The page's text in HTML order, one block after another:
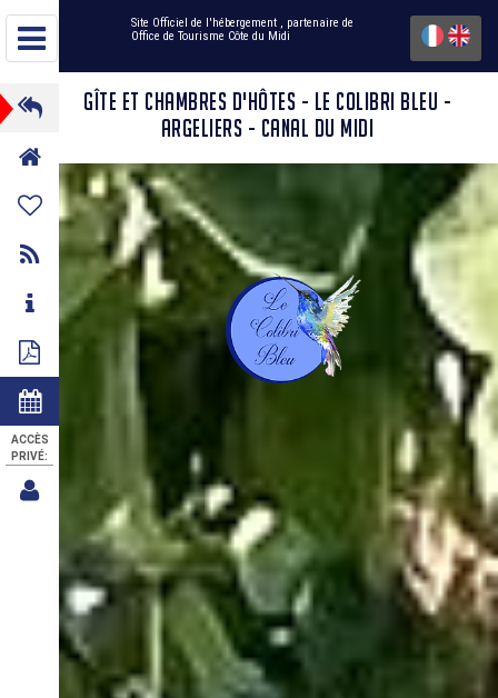
Site Officiel de l'hébergement , partenaire de
Office de Tourisme Côte du Midi
GÎTE ET CHAMBRES D'HÔTES - LE COLIBRI BLEU -
ARGELIERS - CANAL DU MIDI
ACCÈS
PRIVÉ: